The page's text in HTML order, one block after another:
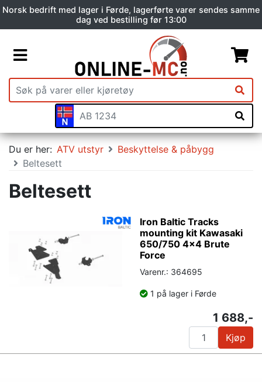
Norsk bedrift med lager i Førde, lagerførte varer sendes samme
dag ved bestilling før 13:00
Du er her: ATV utstyr
Beskyttelse & påbygg
Beltesett
Beltesett
Iron Baltic Tracks
mounting kit Kawasaki
650/750 4x4 Brute
Force
Varenr.: 364695
1 på lager i Førde
1 688,-
Kjøp